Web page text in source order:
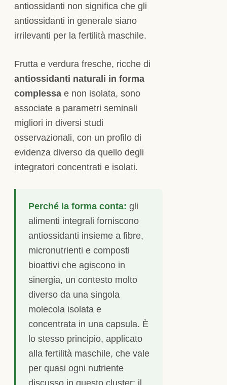
antiossidanti non significa che gli
antiossidanti in generale siano
irrilevanti per la fertilità maschile.
Frutta e verdura fresche, ricche di
antiossidanti naturali in forma
complessa e non isolata, sono
associate a parametri seminali
migliori in diversi studi
osservazionali, con un profilo di
evidenza diverso da quello degli
integratori concentrati e isolati.
Perché la forma conta: gli
alimenti integrali forniscono
antiossidanti insieme a fibre,
micronutrienti e composti
bioattivi che agiscono in
sinergia, un contesto molto
diverso da una singola
molecola isolata e
concentrata in una capsula. È
lo stesso principio, applicato
alla fertilità maschile, che vale
per quasi ogni nutriente
discusso in questo cluster: il